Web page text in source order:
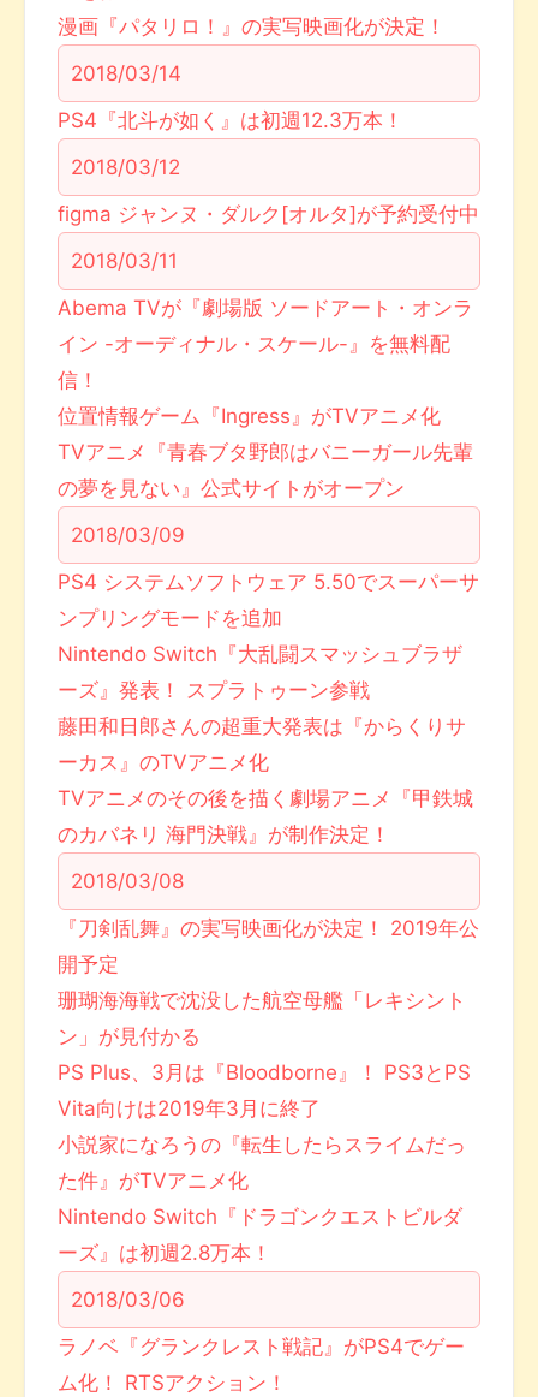
漫画『パタリロ！』の実写映画化が決定！
2018/03/14
PS4『北斗が如く』は初週12.3万本！
2018/03/12
figma ジャンヌ・ダルク[オルタ]が予約受付中
2018/03/11
Abema TVが『劇場版 ソードアート・オンラ
イン -オーディナル・スケール-』を無料配
信！
位置情報ゲーム『Ingress』がTVアニメ化
TVアニメ『青春ブタ野郎はバニーガール先輩
の夢を見ない』公式サイトがオープン
2018/03/09
PS4 システムソフトウェア 5.50でスーパーサ
ンプリングモードを追加
Nintendo Switch『大乱闘スマッシュブラザ
ーズ』発表！ スプラトゥーン参戦
藤田和日郎さんの超重大発表は『からくりサ
ーカス』のTVアニメ化
TVアニメのその後を描く劇場アニメ『甲鉄城
のカバネリ 海門決戦』が制作決定！
2018/03/08
『刀剣乱舞』の実写映画化が決定！ 2019年公
開予定
珊瑚海海戦で沈没した航空母艦「レキシント
ン」が見付かる
PS Plus、3月は『Bloodborne』！ PS3とPS
Vita向けは2019年3月に終了
小説家になろうの『転生したらスライムだっ
た件』がTVアニメ化
Nintendo Switch『ドラゴンクエストビルダ
ーズ』は初週2.8万本！
2018/03/06
ラノベ『グランクレスト戦記』がPS4でゲー
ム化！ RTSアクション！